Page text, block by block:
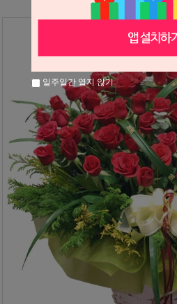
일주일간 열지 않기